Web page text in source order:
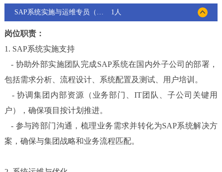
SAP系统实施与运维专员（1名，北京） 1人
岗位职责：
1. SAP系统实施支持
- 协助外部实施团队完成SAP系统在国内外子公司的部署，
包括需求分析、流程设计、系统配置及测试、用户培训。
- 协调集团内部资源（业务部门、IT团队、子公司关键用
户），确保项目按计划推进。
- 参与跨部门沟通，梳理业务需求并转化为SAP系统解决方
案，确保与集团战略和业务流程匹配。